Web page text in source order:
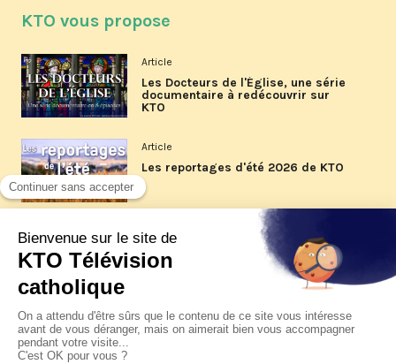
KTO vous propose
Article
Les Docteurs de l'Église, une série
documentaire à redécouvrir sur
KTO
Article
Les reportages d'été 2026 de KTO
La visite pastorale du pape Léon
XIV à Assise à suivre sur KTO le
Article
Le pape en Uruguay, Argentine et